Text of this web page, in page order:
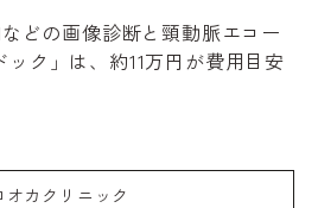
どの画像診断と頸動脈エコー
ク」は、約11万円が費用目安
オカクリニック